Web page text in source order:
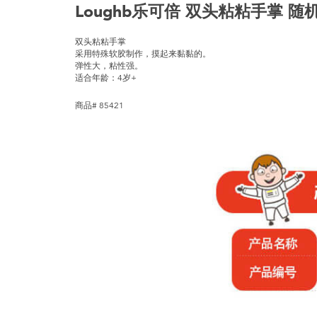
Loughb乐可倍 双头粘粘手掌 随
双头粘粘手掌
采用特殊软胶制作，摸起来黏黏的。
弹性大，粘性强。
适合年龄：4岁+
商品# 85421